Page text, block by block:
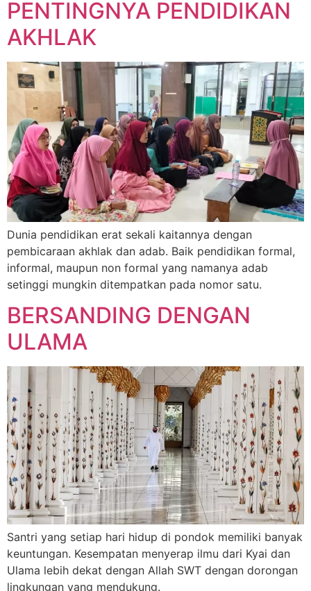
PENTINGNYA PENDIDIKAN
AKHLAK
Dunia pendidikan erat sekali kaitannya dengan
pembicaraan akhlak dan adab. Baik pendidikan formal,
informal, maupun non formal yang namanya adab
setinggi mungkin ditempatkan pada nomor satu.
BERSANDING DENGAN
ULAMA
Santri yang setiap hari hidup di pondok memiliki banyak
keuntungan. Kesempatan menyerap ilmu dari Kyai dan
Ulama lebih dekat dengan Allah SWT dengan dorongan
lingkungan yang mendukung.